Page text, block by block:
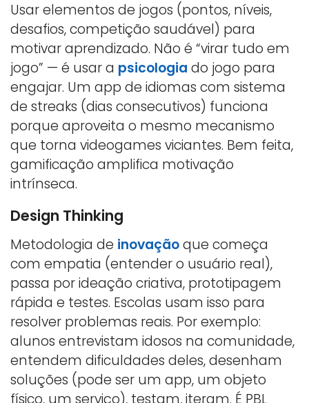
Usar elementos de jogos (pontos, níveis,
desafios, competição saudável) para
motivar aprendizado. Não é “virar tudo em
jogo” — é usar a psicologia do jogo para
engajar. Um app de idiomas com sistema
de streaks (dias consecutivos) funciona
porque aproveita o mesmo mecanismo
que torna videogames viciantes. Bem feita,
gamificação amplifica motivação
intrínseca.
Design Thinking
Metodologia de inovaçãoque começa
com empatia (entender o usuário real),
passa por ideação criativa, prototipagem
rápida e testes. Escolas usam isso para
resolver problemas reais. Por exemplo:
alunos entrevistam idosos na comunidade,
entendem dificuldades deles, desenham
soluções (pode ser um app, um objeto